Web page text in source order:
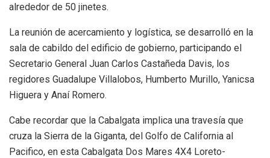
alrededor de 50 jinetes.
La reunión de acercamiento y logística, se desarrolló en la
sala de cabildo del edificio de gobierno, participando el
Secretario General Juan Carlos Castañeda Davis, los
regidores Guadalupe Villalobos, Humberto Murillo, Yanicsa
Higuera y Anaí Romero.
Cabe recordar que la Cabalgata implica una travesía que
cruza la Sierra de la Giganta, del Golfo de California al
Pacifico, en esta Cabalgata Dos Mares 4X4 Loreto-